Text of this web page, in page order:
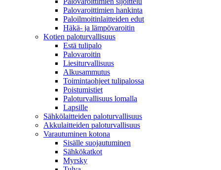
Palovaroittimien hankinta
Paloilmoitinlaitteiden edut
Häkä- ja lämpövaroitin
Kotien paloturvallisuus
Estä tulipalo
Palovaroitin
Liesiturvallisuus
Alkusammutus
Toimintaohjeet tulipalossa
Poistumistiet
Paloturvallisuus lomalla
Lapsille
Sähkölaitteiden paloturvallisuus
Akkulaitteiden paloturvallisuus
Varautuminen kotona
Sisälle suojautuminen
Sähkökatkot
Myrsky